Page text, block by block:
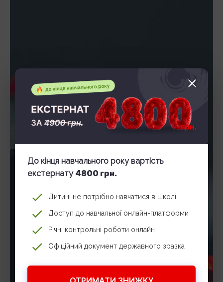
До кінця навчального року вартість
екстернату 4800 грн.
Дитині не потрібно навчатися в школі
Доступ до навчальної онлайн-платформи
Річні контрольні роботи онлайн
Офіційний документ державного зразка